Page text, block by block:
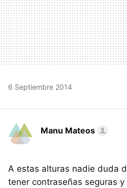
6 Septiembre 2014
Manu Mateos
A estas alturas nadie duda
tener contraseñas seguras